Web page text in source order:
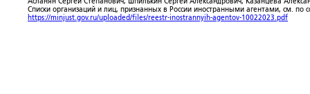
Списки организаций и лиц, признанных в России иностранными агентами, см. по
https://minjust.gov.ru/uploaded/files/reestr-inostrannyih-agentov-10022023.pdf